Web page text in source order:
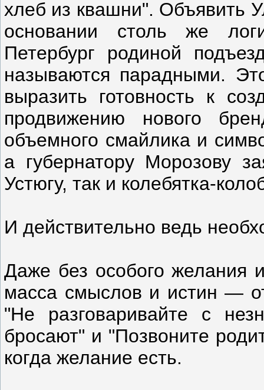
хлеб из квашни". Объявить
основании столь же
Петербург родиной
называются парадными.
выразить готовность к
продвижению нового
объемного смайлика и
а губернатору Морозову
Устюгу, так и колебятка-
И действительно ведь
Даже без особого желания
масса смыслов и истин —
"Не разговаривайте с
бросают" и "Позвоните
когда желание есть.